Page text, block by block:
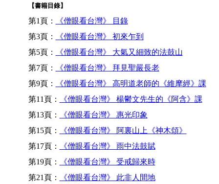
【書籍目錄】
第1頁：
《僧眼看台灣》 目錄
第3頁：
《僧眼看台灣》 初來乍到
第5頁：
《僧眼看台灣》 大氣又細致的法鼓山
第7頁：
《僧眼看台灣》 拜見聖嚴長老
第9頁：
《僧眼看台灣》 高明道老師的《維摩經》課
第11頁：
《僧眼看台灣》 楊鬱文先生的《阿含》課
第13頁：
《僧眼看台灣》 惠光印象
第15頁：
《僧眼看台灣》 阿裏山上《神木頌》
第17頁：
《僧眼看台灣》 雨中法鼓賦
第19頁：
《僧眼看台灣》 受戒歸來時
第21頁：
《僧眼看台灣》 此非人間地